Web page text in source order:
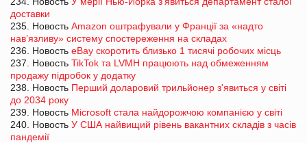
доставки
235. Новость Amazon оштрафували у Франції за «надто
нав’язливу» систему спостереження на складах
236. Новость eBay скоротить близько 1 тисячі робочих місць
237. Новость TikTok та LVMH працюють над обмеженням
продажу підробок у додатку
238. Новость Перший доларовий трильйонер з'явиться у світі
до 2034 року
239. Новость Microsoft стала найдорожчою компанією у світі
240. Новость У США найвищий рівень вакантних складів з часів
пандемії